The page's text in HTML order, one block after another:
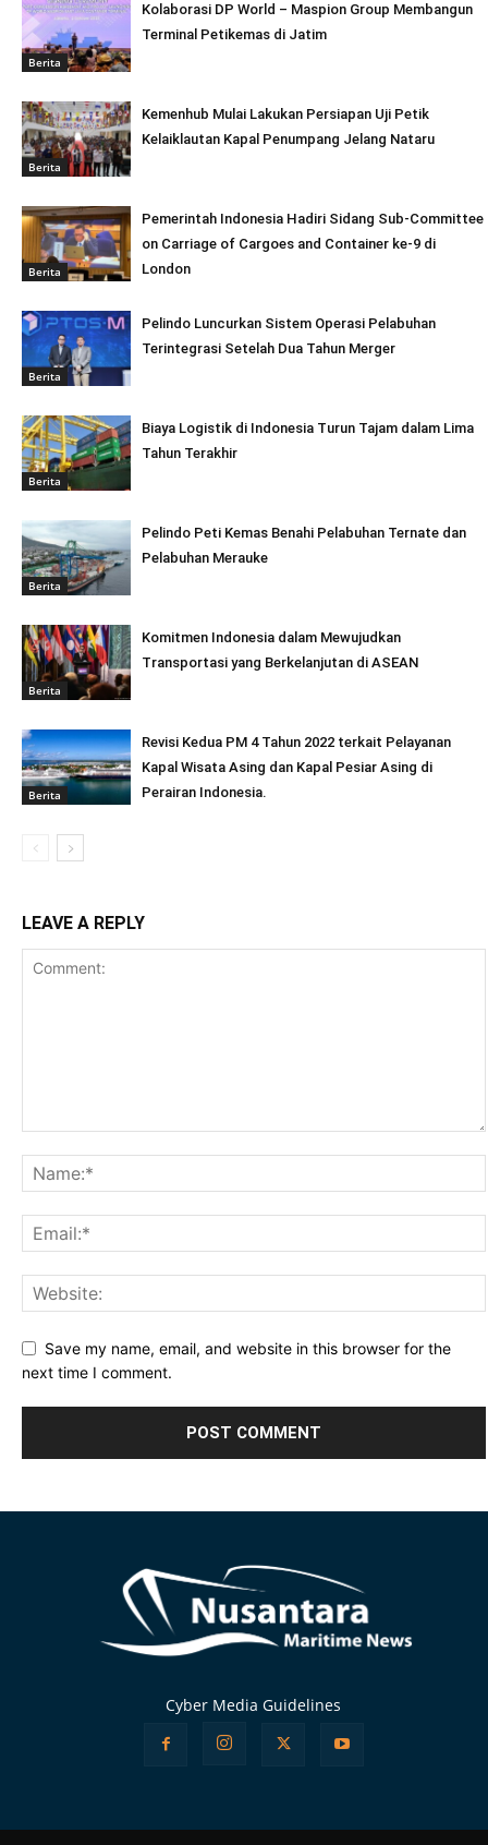
Berita
Kolaborasi DP World – Maspion Group Membangun
Terminal Petikemas di Jatim
Berita
Kemenhub Mulai Lakukan Persiapan Uji Petik
Kelaiklautan Kapal Penumpang Jelang Nataru
Berita
Pemerintah Indonesia Hadiri Sidang Sub-Committee
on Carriage of Cargoes and Container ke-9 di
London
Berita
Pelindo Luncurkan Sistem Operasi Pelabuhan
Terintegrasi Setelah Dua Tahun Merger
Berita
Biaya Logistik di Indonesia Turun Tajam dalam Lima
Tahun Terakhir
Berita
Pelindo Peti Kemas Benahi Pelabuhan Ternate dan
Pelabuhan Merauke
Berita
Komitmen Indonesia dalam Mewujudkan
Transportasi yang Berkelanjutan di ASEAN
Berita
Revisi Kedua PM 4 Tahun 2022 terkait Pelayanan
Kapal Wisata Asing dan Kapal Pesiar Asing di
Perairan Indonesia.
LEAVE A REPLY
Save my name, email, and website in this browser for the
next time I comment.
Cyber Media Guidelines